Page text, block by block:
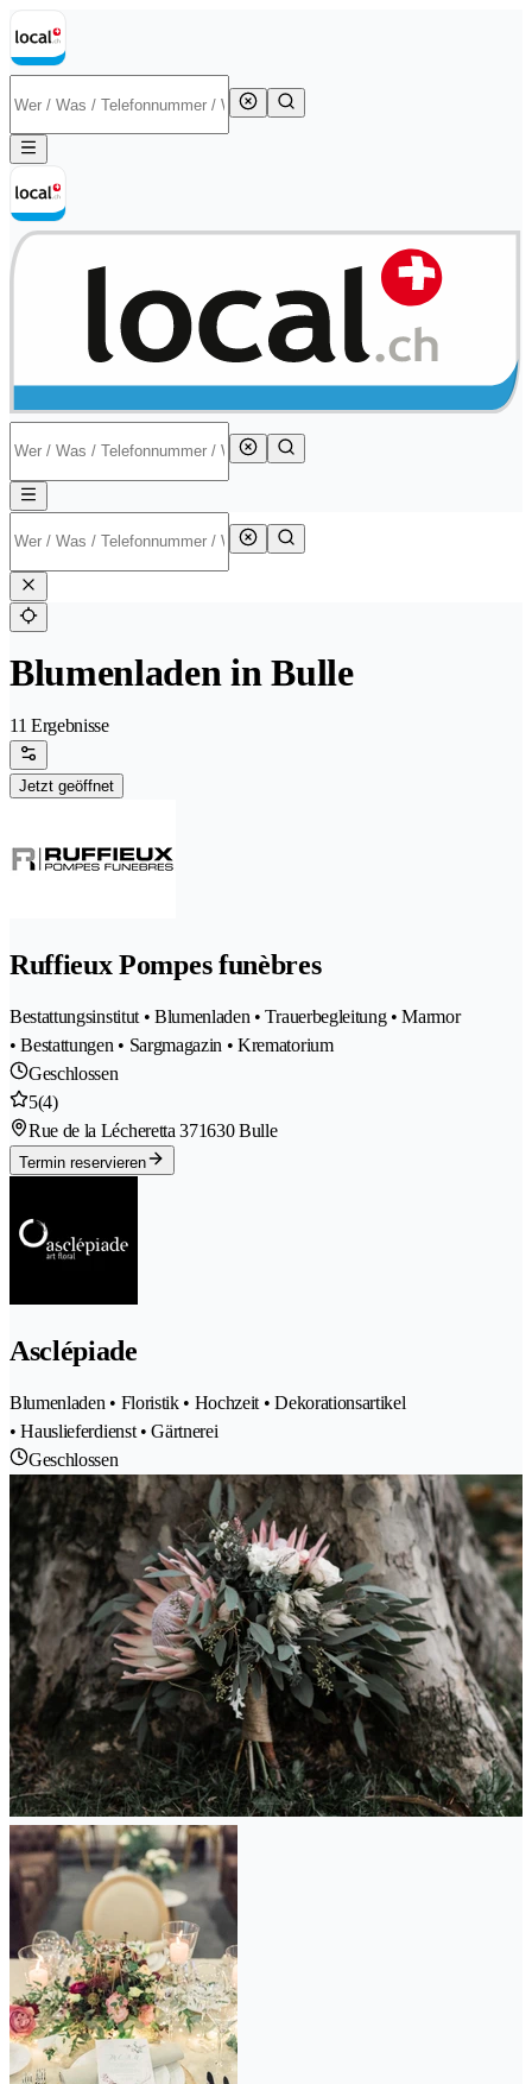
Blumenladen in Bulle
11 Ergebnisse
Jetzt geöffnet
Ruffieux Pompes funèbres
Bestattungsinstitut • Blumenladen • Trauerbegleitung • Marmor
• Bestattungen • Sargmagazin • Krematorium
Geschlossen
5(4)
Rue de la Lécheretta 371630 Bulle
Termin reservieren
Asclépiade
Blumenladen • Floristik • Hochzeit • Dekorationsartikel
• Hauslieferdienst • Gärtnerei
Geschlossen